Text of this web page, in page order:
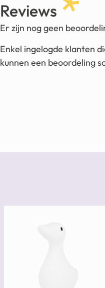
Reviews
Er zijn nog geen
Enkel ingelogde klanten
kunnen een beoordeling